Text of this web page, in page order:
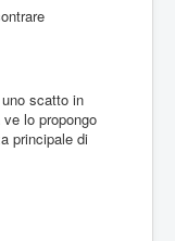
scatto in
lo propongo
principale di